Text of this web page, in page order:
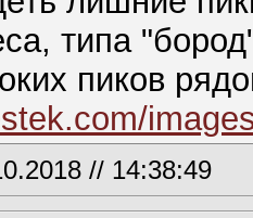
типа
пиков
// 14:38:49